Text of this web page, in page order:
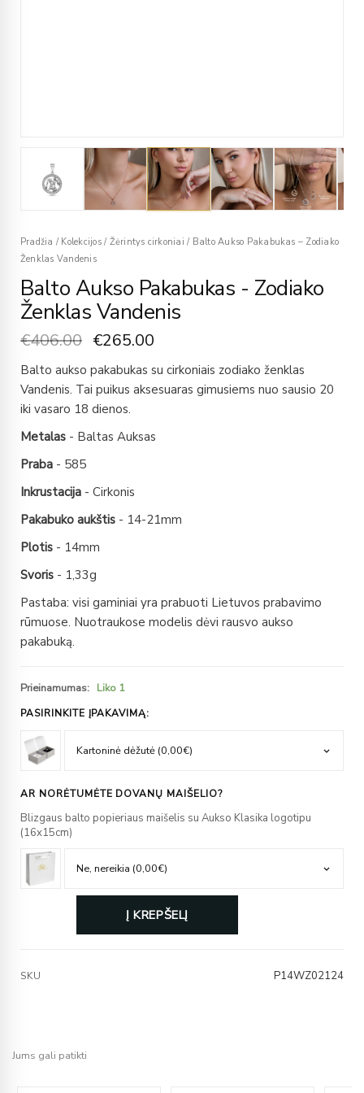
Pradžia / Kolekcijos / Žėrintys cirkoniai /Balto Aukso Pakabukas – Zodiako
Ženklas Vandenis
Balto Aukso Pakabukas - Zodiako
Ženklas Vandenis
€406.00 €265.00
Balto aukso pakabukas su cirkoniais zodiako ženklas
Vandenis. Tai puikus aksesuaras gimusiems nuo sausio 20
iki vasaro 18 dienos.
Metalas - Baltas Auksas
Praba - 585
Inkrustacija - Cirkonis
Pakabuko aukštis - 14-21mm
Plotis - 14mm
Svoris - 1,33g
Pastaba: visi gaminiai yra prabuoti Lietuvos prabavimo
rūmuose. Nuotraukose modelis dėvi rausvo aukso
pakabuką.
Prieinamumas: Liko 1
PASIRINKITE ĮPAKAVIMĄ:
AR NORĖTUMĖTE DOVANŲ MAIŠELIO?
Blizgaus balto popieriaus maišelis su Aukso Klasika logotipu
(16x15cm)
Į KREPŠELĮ
SKU P14WZ02124
Jums gali patikti